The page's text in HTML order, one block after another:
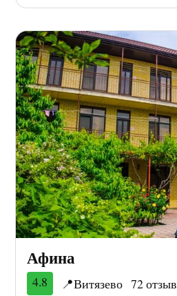
Афина
4.8 📍Витязево 72